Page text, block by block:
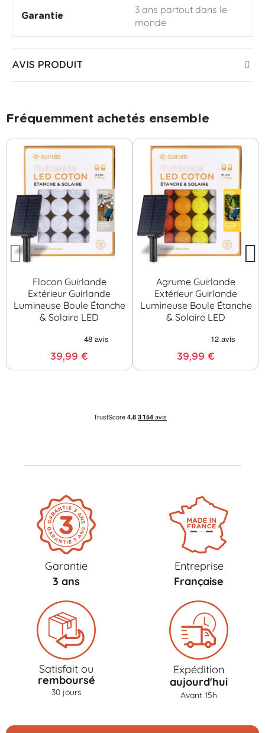
Garantie
3 ans partout dans le
monde
AVIS PRODUIT
Fréquemment achetés ensemble
Flocon Guirlande
Extérieur Guirlande
Lumineuse Boule Étanche
& Solaire LED
39,99 €
Agrume Guirlande
Extérieur Guirlande
Lumineuse Boule Étanche
& Solaire LED
39,99 €
Garantie
3 ans
Entreprise
Française
Satisfait ou
remboursé
30 jours
Expédition
aujourd'hui
Avant 15h